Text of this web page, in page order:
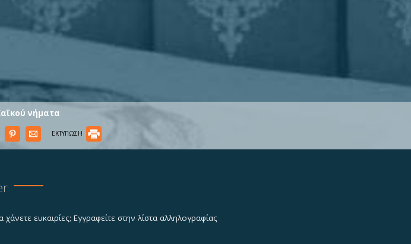
νήματα
ΕΚΤΥΠΩΣΗ
χάνετε ευκαιρίες; Εγγραφείτε στην λίστα αλληλογραφίας